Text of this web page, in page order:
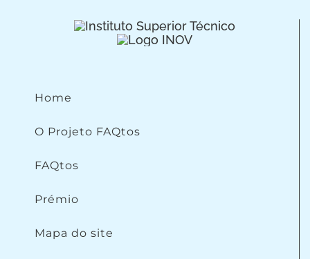
Home
O Projeto FAQtos
FAQtos
Prémio
Mapa do site